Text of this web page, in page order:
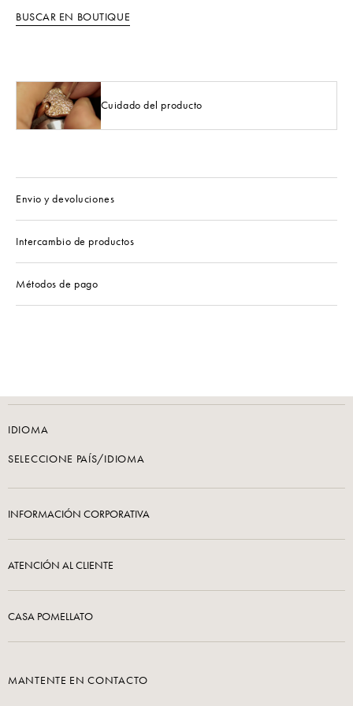
BUSCAR EN BOUTIQUE
Cuidado del producto
Envio y devoluciones
Intercambio de productos
Métodos de pago
IDIOMA
SELECCIONE PAÍS/IDIOMA
INFORMACIÓN CORPORATIVA
ATENCIÓN AL CLIENTE
CASA POMELLATO
MANTENTE EN CONTACTO